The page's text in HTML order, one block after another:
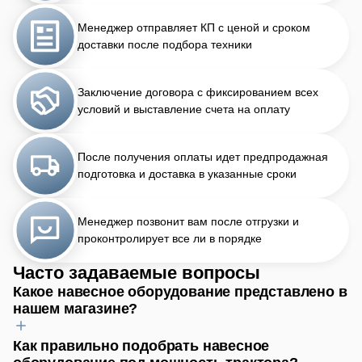
Менеджер отправляет КП с ценой и сроком
доставки после подбора техники
Заключение договора с фиксированием всех
условий и выставление счета на оплату
После получения оплаты идет предпродажная
подготовка и доставка в указанные сроки
Менеджер позвонит вам после отгрузки и
проконтролирует все ли в порядке
Часто задаваемые вопросы
Какое навесное оборудование представлено в
нашем магазине?
Для обработки почвы найдёте плуги, бороны, культиваторы.
Как правильно подобрать навесное